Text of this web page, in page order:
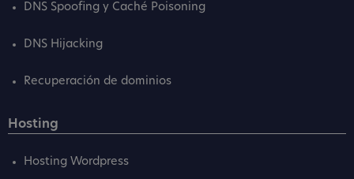
DNS Spoofing y Caché Poisoning
DNS Hijacking
Recuperación de dominios
Hosting
Hosting Wordpress